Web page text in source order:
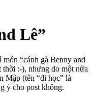
Lê”
“cánh gà Benny and
:-), nhưng do một nửa
Mập (tên “đi học” là
ý cho post không.